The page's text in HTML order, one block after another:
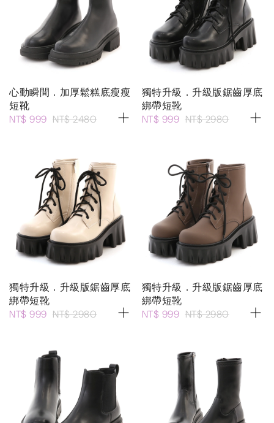
心動瞬間．加厚鬆糕底瘦瘦
短靴
NT$ 999 NT$ 2480
獨特升級．升級版鋸齒厚底
綁帶短靴
NT$ 999 NT$ 2980
獨特升級．升級版鋸齒厚底
綁帶短靴
NT$ 999 NT$ 2980
獨特升級．升級版鋸齒厚底
綁帶短靴
NT$ 999 NT$ 2980